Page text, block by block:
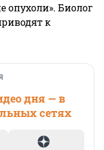
опухоли». Биолог
к
дня — в
сетях